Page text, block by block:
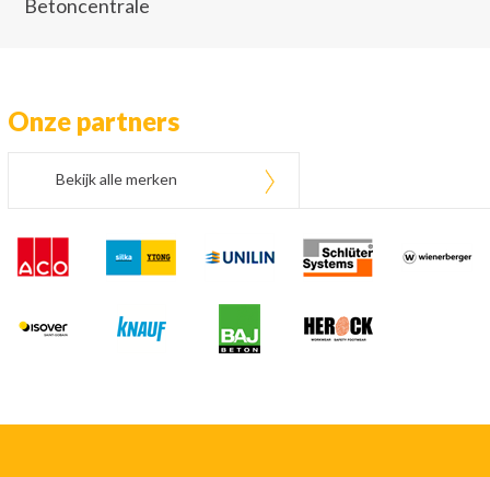
Betoncentrale
Onze partners
Bekijk alle merken